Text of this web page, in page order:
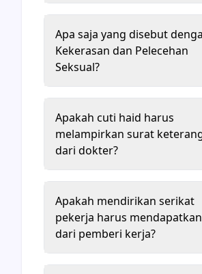
Apa saja yang disebut
Kekerasan dan Pelecehan
Seksual?
Apakah cuti haid harus
melampirkan surat
dari dokter?
Apakah mendirikan serikat
pekerja harus
dari pemberi kerja?